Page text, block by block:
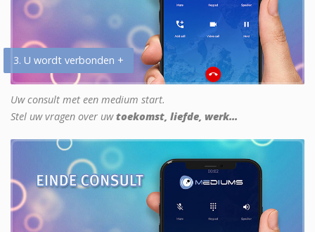
3. U wordt verbonden +
Uw consult met een medium start.
Stel uw vragen over uwtoekomst, liefde, werk...